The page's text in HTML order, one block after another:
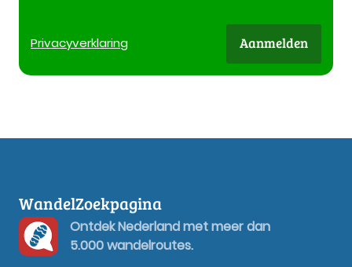
Privacyverklaring Aanmelden
WandelZoekpagina
Ontdek Nederland met meer dan
5.000 wandelroutes.